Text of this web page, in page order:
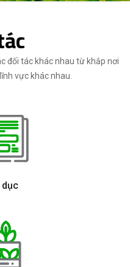
đối tác khác nhau từ khắp nơi
vực khác nhau.